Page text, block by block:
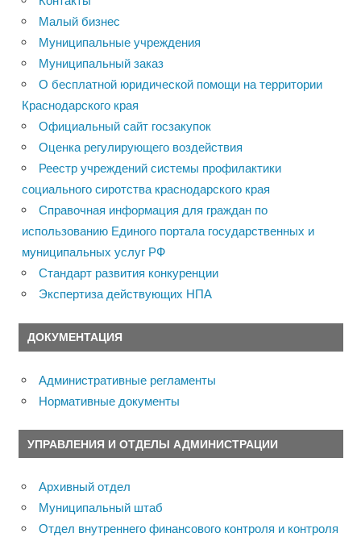
Малый бизнес
Муниципальные учреждения
Муниципальный заказ
О бесплатной юридической помощи на территории
Краснодарского края
Официальный сайт госзакупок
Оценка регулирующего воздействия
Реестр учреждений системы профилактики
социального сиротства краснодарского края
Справочная информация для граждан по
использованию Единого портала государственных и
муниципальных услуг РФ
Стандарт развития конкуренции
Экспертиза действующих НПА
ДОКУМЕНТАЦИЯ
Административные регламенты
Нормативные документы
УПРАВЛЕНИЯ И ОТДЕЛЫ АДМИНИСТРАЦИИ
Архивный отдел
Муниципальный штаб
Отдел внутреннего финансового контроля и контроля